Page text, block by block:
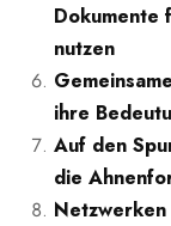
Dokumente
nutzen
ihre
Auf den
die